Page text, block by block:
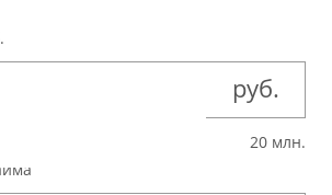
руб.
20 млн.